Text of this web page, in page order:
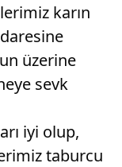
karın
üzerine
sevk
iyi olup,
taburcu